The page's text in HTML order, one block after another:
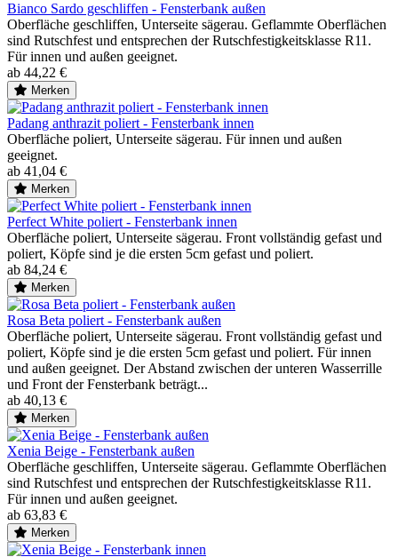
Bianco Sardo geschliffen - Fensterbank außen
Oberfläche geschliffen, Unterseite sägerau. Geflammte Oberflächen
sind Rutschfest und entsprechen der Rutschfestigkeitsklasse R11.
Für innen und außen geeignet.
ab 44,22 €
Merken
Padang anthrazit poliert - Fensterbank innen
Oberfläche poliert, Unterseite sägerau. Für innen und außen
geeignet.
ab 41,04 €
Merken
Perfect White poliert - Fensterbank innen
Oberfläche poliert, Unterseite sägerau. Front vollständig gefast und
poliert, Köpfe sind je die ersten 5cm gefast und poliert.
ab 84,24 €
Merken
Rosa Beta poliert - Fensterbank außen
Oberfläche poliert, Unterseite sägerau. Front vollständig gefast und
poliert, Köpfe sind je die ersten 5cm gefast und poliert. Für innen
und außen geeignet. Der Abstand zwischen der unteren Wasserrille
und Front der Fensterbank beträgt...
ab 40,13 €
Merken
Xenia Beige - Fensterbank außen
Oberfläche geschliffen, Unterseite sägerau. Geflammte Oberflächen
sind Rutschfest und entsprechen der Rutschfestigkeitsklasse R11.
Für innen und außen geeignet.
ab 63,83 €
Merken